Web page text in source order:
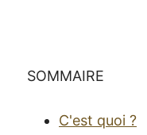
SOMMAIRE
C'est quoi ?